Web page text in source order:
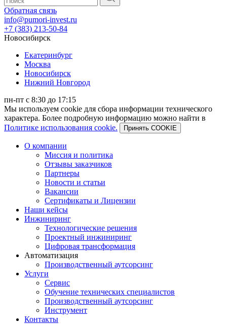
Обратная связь
info@pumori-invest.ru
+7 (383) 213-50-84
Новосибирск
Екатеринбург
Москва
Новосибирск
Нижний Новгород
пн-пт с 8:30 до 17:15
Мы используем cookie для сбора информации технического
характера. Более подробную информацию можно найти в
Политике использования cookie.
Принять COOKIE
О компании
Миссия и политика
Отзывы заказчиков
Партнеры
Новости и статьи
Вакансии
Сертификаты и Лицензии
Наши кейсы
Инжиниринг
Технологические решения
Проектный инжиниринг
Цифровая трансформация
Автоматизация
Производственный аутсорсинг
Услуги
Сервис
Обучение технических специалистов
Производственный аутсорсинг
Инструмент
Контакты